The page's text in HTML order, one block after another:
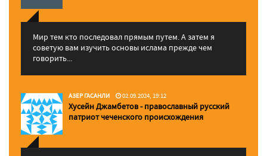
Мир тем кто последовал прямым путем. А затем я
советую вам изучить основы ислама прежде чем
говорить...
АЗЕР ГАСАНЛИ 02.09.2024, 19:12
Хусейн Джамбетов - православный русский
патриот чеченского происхождения